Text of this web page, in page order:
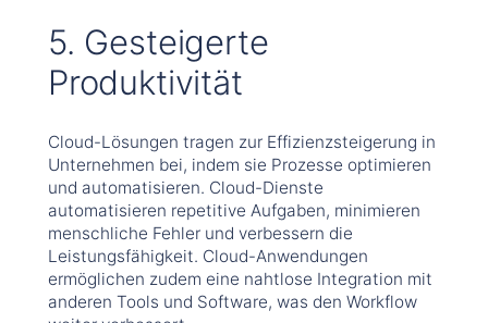
5. Gesteigerte
Produktivität
Cloud-Lösungen tragen zur Effizienzsteigerung in
Unternehmen bei, indem sie Prozesse optimieren
und automatisieren. Cloud-Dienste
automatisieren repetitive Aufgaben, minimieren
menschliche Fehler und verbessern die
Leistungsfähigkeit. Cloud-Anwendungen
ermöglichen zudem eine nahtlose Integration mit
anderen Tools und Software, was den Workflow